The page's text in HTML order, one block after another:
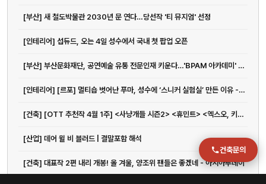
[부산] 새 철도박물관 2030년 문 연다…당선작 '티 뮤지엄' 선정
[인테리어] 섭듀드, 오는 4일 성수에서 국내 첫 팝업 오픈
[부산] 부산문화재단, 공연예술 유통 전문인재 키운다…'BPAM 아카데미' < 사회 < 기사본문 - LG헬로비전
[인테리어] [르포] 멀티숍 벗어난 푸마, 성수에 ‘스니커 실험실’ 만든 이유 - 아시아투데이
[건축] [OTT 추천작 4월 1주] <사냥개들 시즌2> <휴민트> <엑스오, 키티 3> <아바...
[산업] 데어 윌 비 블러드 | 결말포함 해석
[건축] 대표작 2편 내리 개봉! 올 겨울, 양조위 팬들은 좋겠네 - 아시아투데이
건축문의
주소
POSCO 샤인오피스 306호
운영시간